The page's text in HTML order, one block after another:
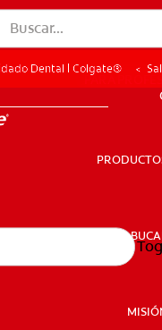
PARA
DONDE
SALUD
Dental | Colgate®
5
bien el día